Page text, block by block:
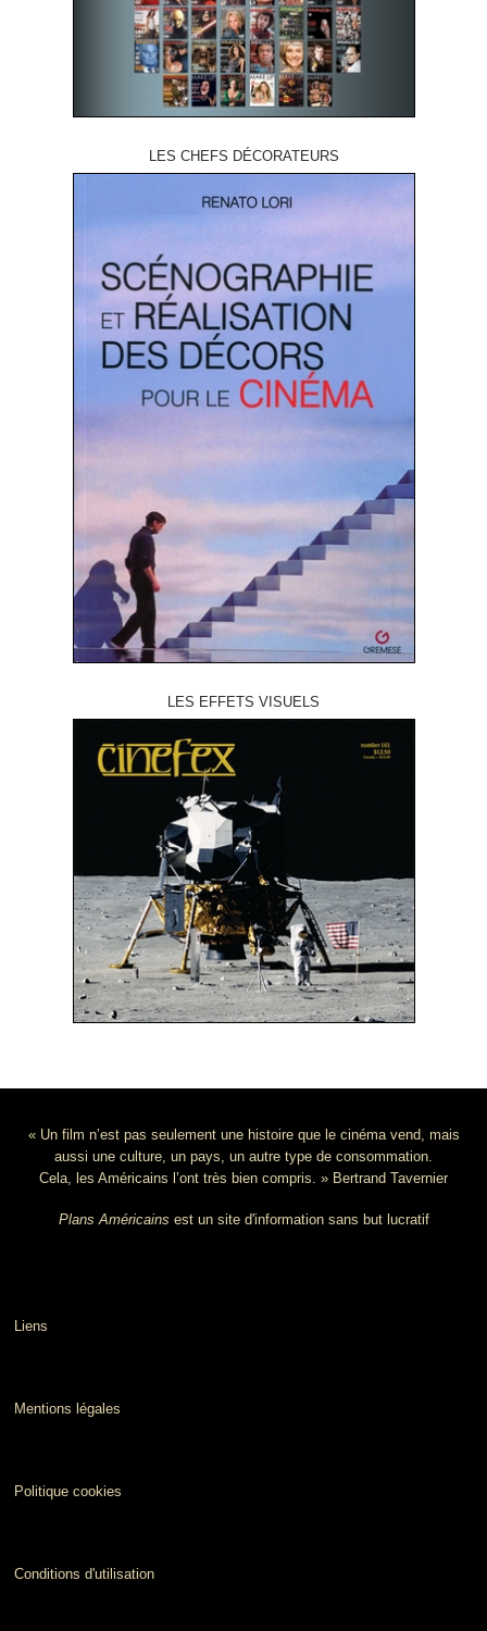
LES CHEFS DÉCORATEURS
LES EFFETS VISUELS
« Un film n’est pas seulement une histoire que le cinéma vend, mais
aussi une culture, un pays, un autre type de consommation.
Cela, les Américains l’ont très bien compris. » Bertrand Tavernier
Plans Américains est un site d'information sans but lucratif
Liens
Mentions légales
Politique cookies
Conditions d'utilisation